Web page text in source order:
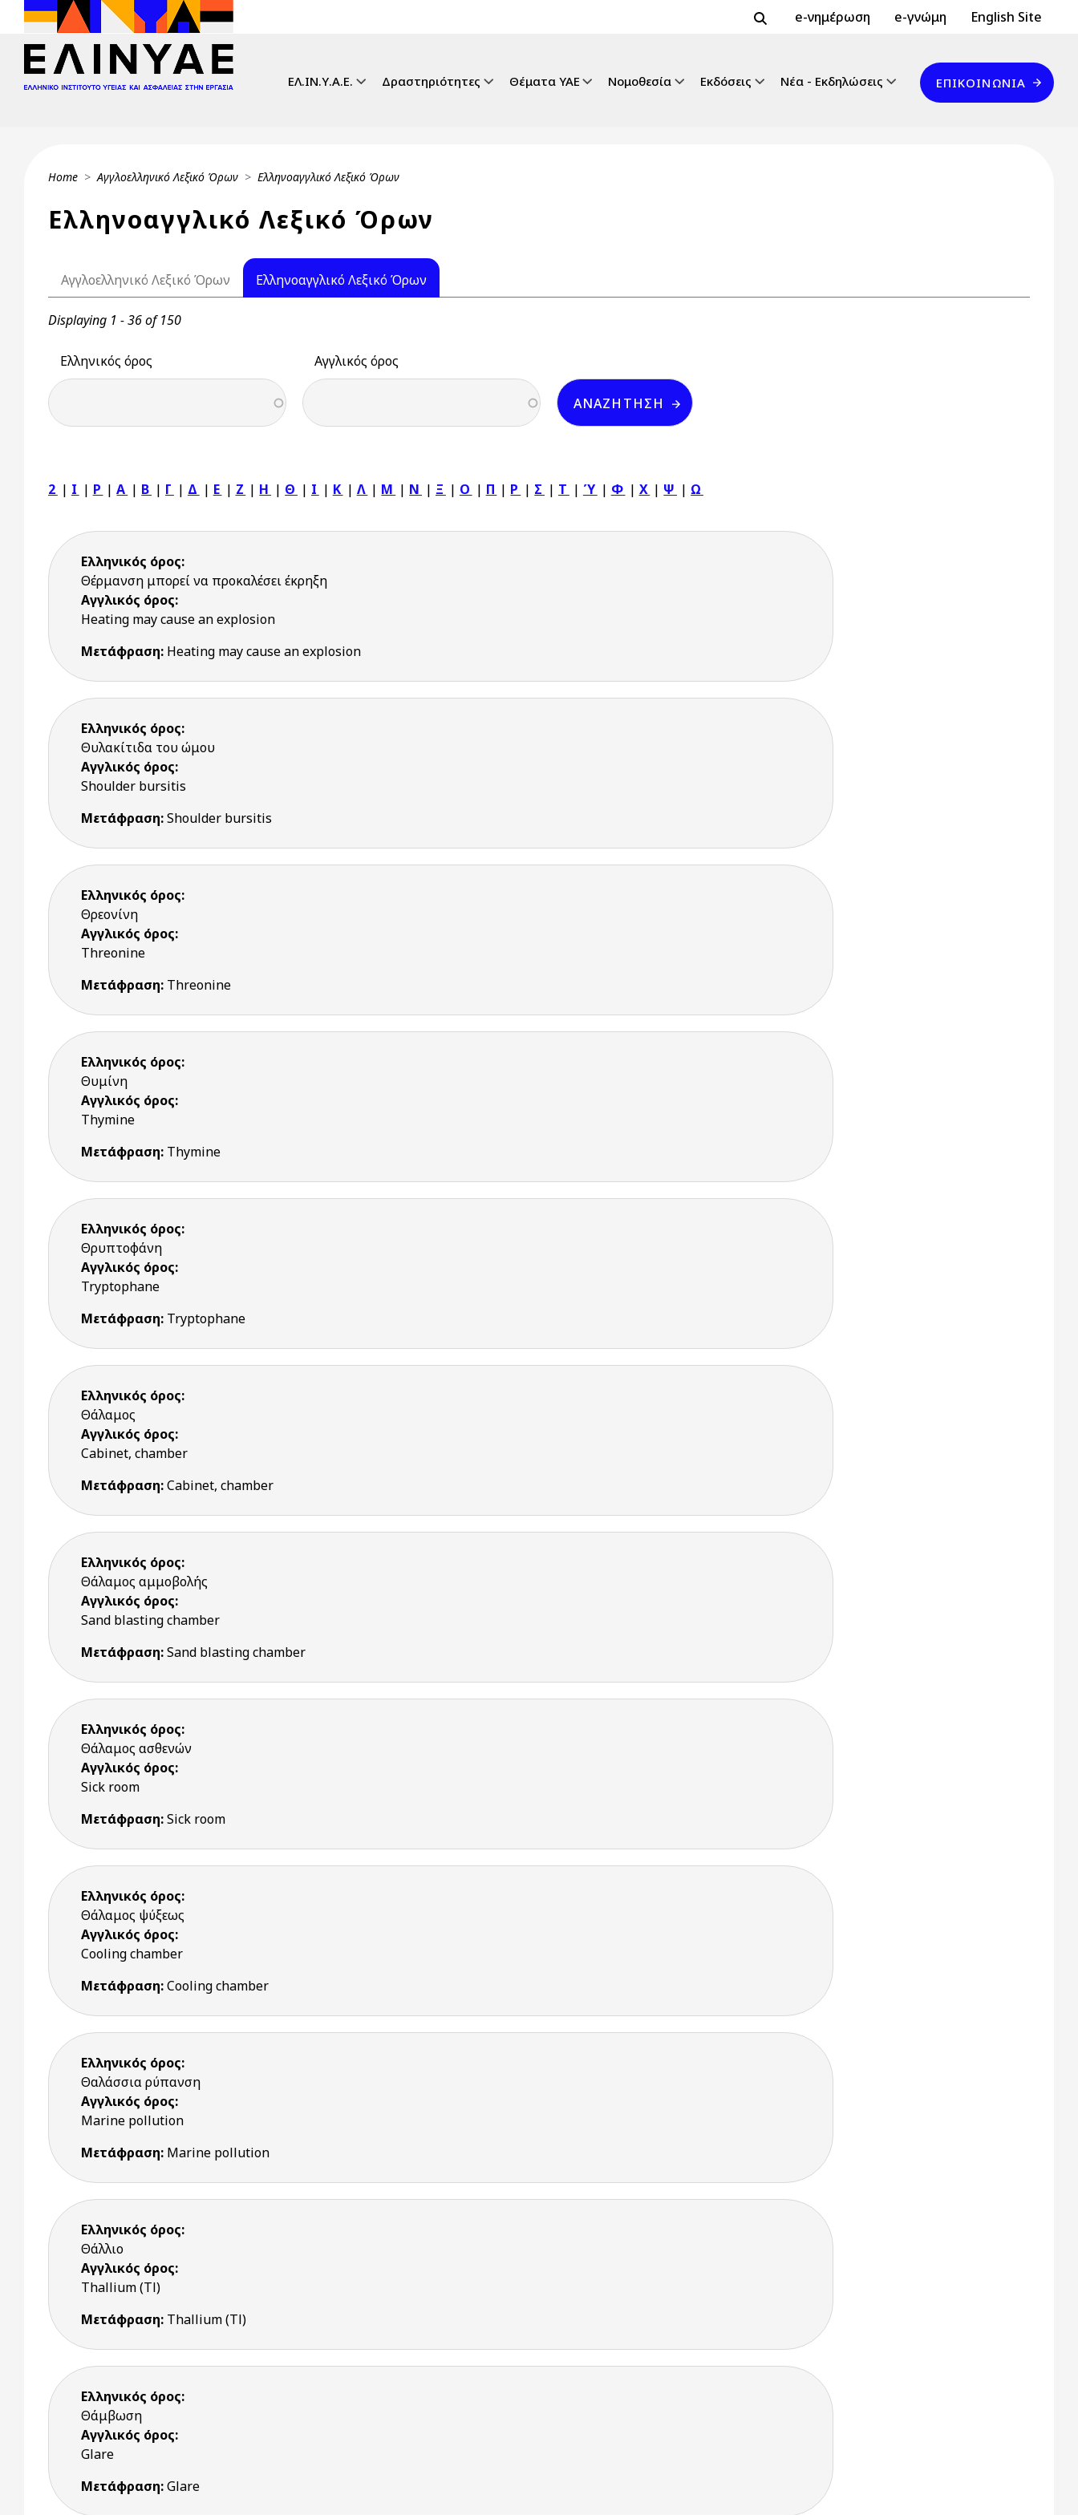
Skip to main content Header Top 2
e-νημέρωση e-γνώμη Header Top
English Site
ΕΛ.ΙΝ.Υ.Α.Ε. Δραστηριότητες Θέματα ΥΑΕ Νομοθεσία Εκδόσεις Νέα - Εκδηλώσεις
Επικοινωνία
ΕΠΙΚΟΙΝΩΝΊΑ
Breadcrumb
Home Αγγλοελληνικό Λεξικό Όρων Ελληνοαγγλικό Λεξικό Όρων
Ελληνοαγγλικό Λεξικό Όρων
Primary tabs
Αγγλοελληνικό Λεξικό Όρων Ελληνοαγγλικό Λεξικό Όρων
Displaying 1 - 36 of 150
Ελληνικός όρος Αγγλικός όρος
2 | I | P |Α | Β | Γ | Δ | Ε | Ζ | Η | Θ | Ι | Κ | Λ | Μ | Ν | Ξ | Ο | Π | Ρ | Σ | Τ | Ύ | Φ | Χ | Ψ | Ω
Ελληνικός όρος:
Θέρμανση μπορεί να προκαλέσει έκρηξη
Αγγλικός όρος:
Heating may cause an explosion
Μετάφραση: Heating may cause an explosion
Ελληνικός όρος:
Θυλακίτιδα του ώμου
Αγγλικός όρος:
Shoulder bursitis
Μετάφραση:Shoulder bursitis
Ελληνικός όρος:
Θρεονίνη
Αγγλικός όρος:
Threonine
Μετάφραση: Threonine
Ελληνικός όρος:
Θυμίνη
Αγγλικός όρος:
Thymine
Μετάφραση: Thymine
Ελληνικός όρος:
Θρυπτοφάνη
Αγγλικός όρος:
Tryptophane
Μετάφραση: Tryptophane
Ελληνικός όρος:
Θάλαμος
Αγγλικός όρος:
Cabinet, chamber
Μετάφραση:Cabinet, chamber
Ελληνικός όρος:
Θάλαμος αμμοβολής
Αγγλικός όρος:
Sand blasting chamber
Μετάφραση:Sand blasting chamber
Ελληνικός όρος:
Θάλαμος ασθενών
Αγγλικός όρος:
Sick room
Μετάφραση:Sick room
Ελληνικός όρος:
Θάλαμος ψύξεως
Αγγλικός όρος:
Cooling chamber
Μετάφραση:Cooling chamber
Ελληνικός όρος:
Θαλάσσια ρύπανση
Αγγλικός όρος:
Marine pollution
Μετάφραση: Marine pollution
Ελληνικός όρος:
Θάλλιο
Αγγλικός όρος:
Thallium (Tl)
Μετάφραση: Thallium (Tl)
Ελληνικός όρος:
Θάμβωση
Αγγλικός όρος:
Glare
Μετάφραση:Glare